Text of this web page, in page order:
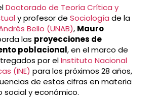
Doctorado de Teoría Crítica y
y profesor de Sociología de la
Bello (UNAB), Mauro
las proyecciones de
poblacional, en el marco de
por elInstituto Nacional
(INE) para los próximos 28 años,
de estas cifras en materia
social y económico.